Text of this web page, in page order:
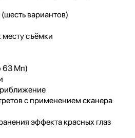
вариантов)
съёмки
63 Мп)
с применением сканера
эффекта красных глаз